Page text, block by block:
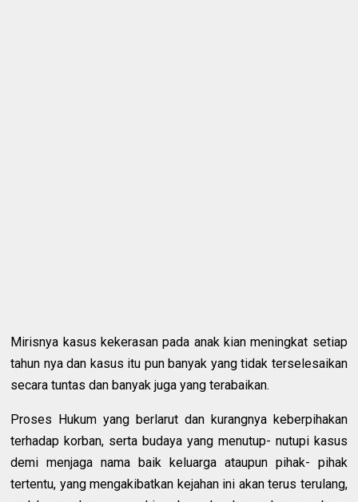
Mirisnya kasus kekerasan pada anak kian meningkat setiap
tahun nya dan kasus itu pun banyak yang tidak terselesaikan
secara tuntas dan banyak juga yang terabaikan.
Proses Hukum yang berlarut dan kurangnya keberpihakan
terhadap korban, serta budaya yang menutup- nutupi kasus
demi menjaga nama baik keluarga ataupun pihak- pihak
tertentu, yang mengakibatkan kejahan ini akan terus terulang,